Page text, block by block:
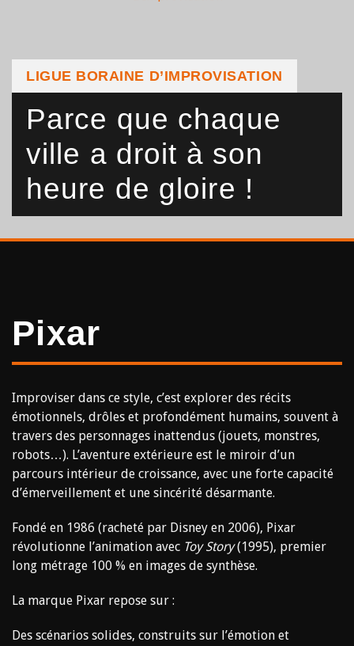
LIGUE BORAINE D’IMPROVISATION
Parce que chaque
ville a droit à son
heure de gloire !
Pixar
Improviser dans ce style, c’est explorer des récits
émotionnels, drôles et profondément humains, souvent à
travers des personnages inattendus (jouets, monstres,
robots…). L’aventure extérieure est le miroir d’un
parcours intérieur de croissance, avec une forte capacité
d’émerveillement et une sincérité désarmante.
Fondé en 1986 (racheté par Disney en 2006), Pixar
révolutionne l’animation avec Toy Story(1995), premier
long métrage 100 % en images de synthèse.
La marque Pixar repose sur :
Des scénarios solides, construits sur l’émotion et